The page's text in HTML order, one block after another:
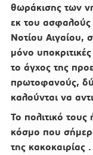
θωράκισης των
εκ του ασφαλούς
Νοτίου Αιγαίου,
μόνο
το άγχος της
πρωτοφανούς,
καλούνται να
Το πολιτικό τους
κόσμο που
της